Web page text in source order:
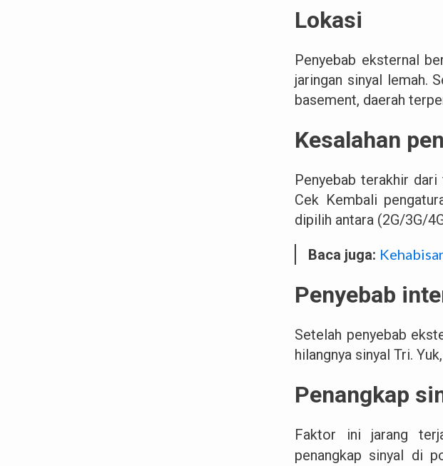
Lokasi
Penyebab eksternal
jaringan sinyal lemah.
basement, daerah
Kesalahan
Penyebab terakhir
Cek Kembali
dipilih antara (2G/3G/
Baca juga:
Penyebab
Setelah penyebab
hilangnya sinyal Tri.
Penangkap
Faktor ini jarang
penangkap sinyal di